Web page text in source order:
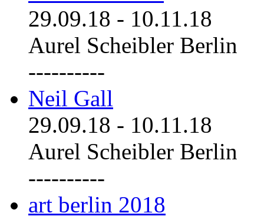
29.09.18 - 10.11.18
Aurel Scheibler Berlin
----------
Neil Gall
29.09.18 - 10.11.18
Aurel Scheibler Berlin
----------
art berlin 2018